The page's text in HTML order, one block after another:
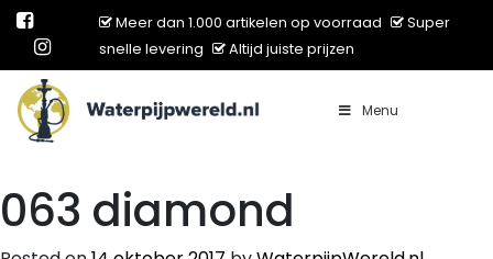
Meer dan 1.000 artikelen op voorraad
Super
snelle levering
Altijd juiste prijzen
Main Navigation Menu
063 diamond